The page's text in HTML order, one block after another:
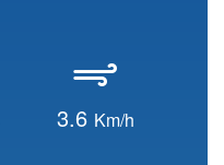
3.6 Km/h